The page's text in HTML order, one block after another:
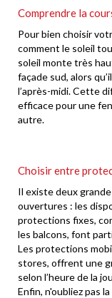
Comprendre la
Pour bien choisir
comment le soleil
soleil monte très
façade sud, alors
l’après-midi. Cette
efficace pour une
autre.
Choisir entre
Il existe deux
ouvertures : les
protections fixes,
les balcons, font
Les protections
stores, offrent une
selon l’heure de la
Enfin, n'oubliez pas